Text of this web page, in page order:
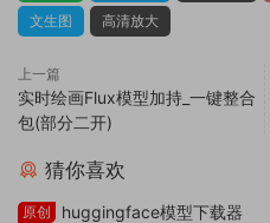
文生图
高清放大
上一篇
实时绘画Flux模型加持_一键整合
包(部分二开)
猜你喜欢
原创 huggingface模型下载器